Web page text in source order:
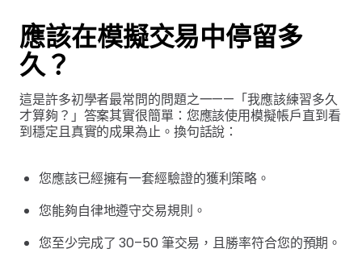
應該在模擬交易中停留多
久？
這是許多初學者最常問的問題之一——「我應該練習多久
才算夠？」答案其實很簡單：您應該使用模擬帳戶直到看
到穩定且真實的成果為止。換句話說：
您應該已經擁有一套經驗證的獲利策略。
您能夠自律地遵守交易規則。
您至少完成了 30–50 筆交易，且勝率符合您的預期。